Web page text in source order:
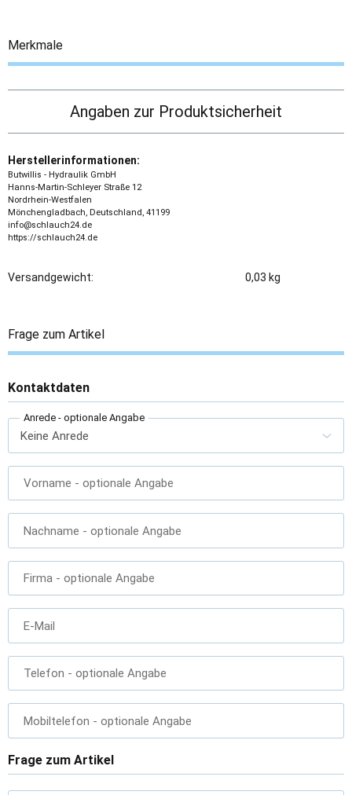
Merkmale
Angaben zur Produktsicherheit
Herstellerinformationen:
Butwillis - Hydraulik GmbH
Hanns-Martin-Schleyer Straße 12
Nordrhein-Westfalen
Mönchengladbach, Deutschland, 41199
info@schlauch24.de
https://schlauch24.de
Versandgewicht: 0,03 kg
Frage zum Artikel
Kontaktdaten
Anrede - optionale Angabe
Vorname - optionale Angabe
Nachname - optionale Angabe
Firma - optionale Angabe
E-Mail
Telefon - optionale Angabe
Mobiltelefon - optionale Angabe
Frage zum Artikel